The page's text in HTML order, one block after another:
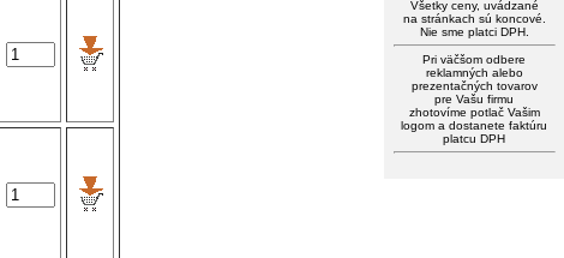
Všetky ceny, uvádzané
na stránkach sú koncové.
Nie sme platci DPH.
Pri väčšom odbere
reklamných alebo
prezentačných tovarov
pre Vašu firmu
zhotovíme potlač Vašim
logom a dostanete faktúru
platcu DPH